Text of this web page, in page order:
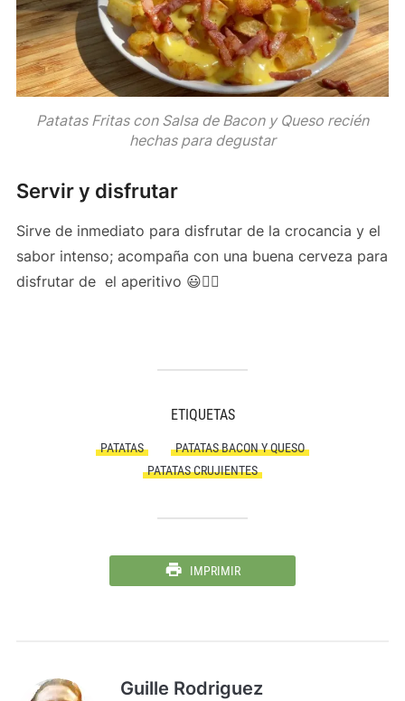
Patatas Fritas con Salsa de Bacon y Queso recién
hechas para degustar
Servir y disfrutar
Sirve de inmediato para disfrutar de la crocancia y el
sabor intenso; acompaña con una buena cerveza para
disfrutar de el aperitivo 😃👍🏻
ETIQUETAS
PATATAS
PATATAS BACON Y QUESO
PATATAS CRUJIENTES
IMPRIMIR
Guille Rodriguez